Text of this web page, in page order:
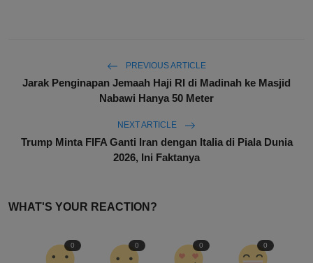
PREVIOUS ARTICLE
Jarak Penginapan Jemaah Haji RI di Madinah ke Masjid
Nabawi Hanya 50 Meter
NEXT ARTICLE
Trump Minta FIFA Ganti Iran dengan Italia di Piala Dunia
2026, Ini Faktanya
WHAT'S YOUR REACTION?
0 0 0 0